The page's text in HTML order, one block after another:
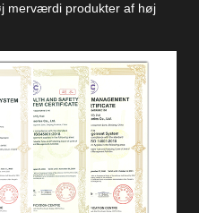
merværdi produkter af høj